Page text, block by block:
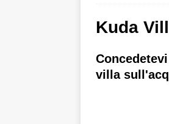
Kuda
villa